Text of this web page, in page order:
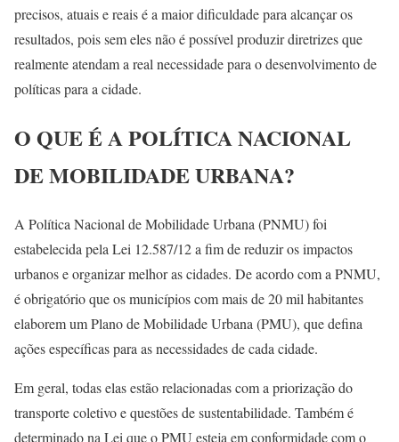
precisos, atuais e reais é a maior dificuldade para alcançar os
resultados, pois sem eles não é possível produzir diretrizes que
realmente atendam a real necessidade para o desenvolvimento de
políticas para a cidade.
O QUE É A POLÍTICA NACIONAL
DE MOBILIDADE URBANA?
A Política Nacional de Mobilidade Urbana (PNMU) foi
estabelecida pela Lei 12.587/12 a fim de reduzir os impactos
urbanos e organizar melhor as cidades. De acordo com a PNMU,
é obrigatório que os municípios com mais de 20 mil habitantes
elaborem um Plano de Mobilidade Urbana (PMU), que defina
ações específicas para as necessidades de cada cidade.
Em geral, todas elas estão relacionadas com a priorização do
transporte coletivo e questões de sustentabilidade. Também é
determinado na Lei que o PMU esteja em conformidade com o